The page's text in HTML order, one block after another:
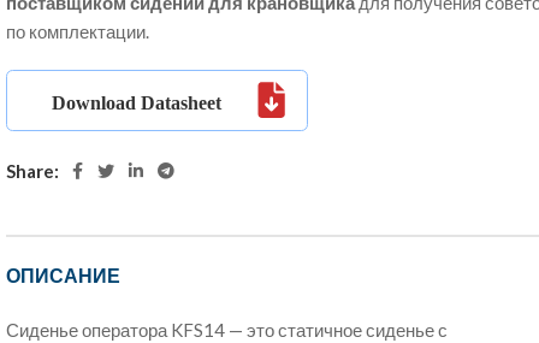
по комплектации.
Share:
ОПИСАНИЕ
Сиденье оператора KFS14 — это статичное сиденье с